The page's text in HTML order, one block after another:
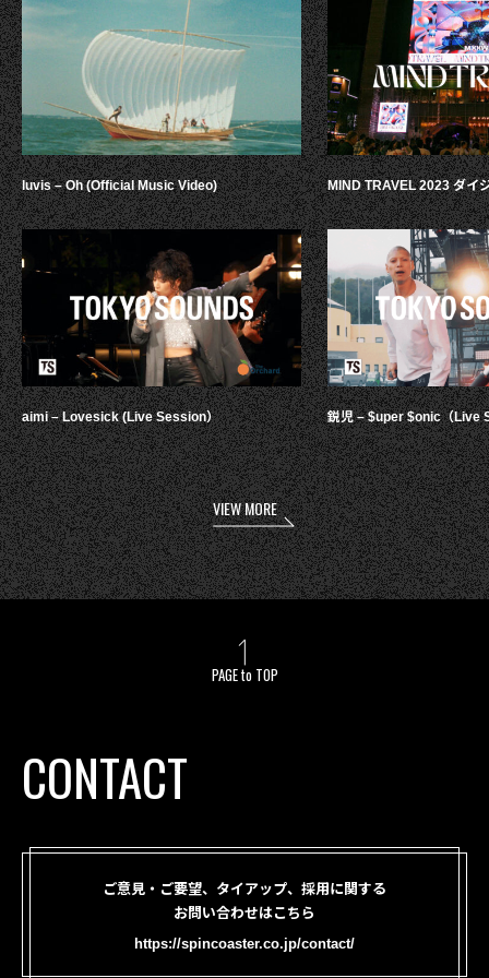
luvis – Oh (Official Music Video)
aimi – Lovesick (Live Session）
MIND TRAVEL 2023 ダイ
鋭児 – $uper $onic（Live
VIEW MORE
PAGE to TOP
CONTACT
ご意見・ご要望、タイアップ、採用に関する
お問い合わせはこちら
https://spincoaster.co.jp/contact/